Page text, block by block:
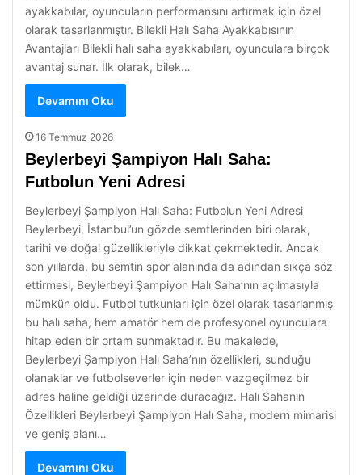
ayakkabılar, oyuncuların performansını artırmak için özel
olarak tasarlanmıştır. Bilekli Halı Saha Ayakkabısının
Avantajları Bilekli halı saha ayakkabıları, oyunculara birçok
avantaj sunar. İlk olarak, bilek…
Devamını Oku
16 Temmuz 2026
Beylerbeyi Şampiyon Halı Saha:
Futbolun Yeni Adresi
Beylerbeyi Şampiyon Halı Saha: Futbolun Yeni Adresi
Beylerbeyi, İstanbul’un gözde semtlerinden biri olarak,
tarihi ve doğal güzellikleriyle dikkat çekmektedir. Ancak
son yıllarda, bu semtin spor alanında da adından sıkça söz
ettirmesi, Beylerbeyi Şampiyon Halı Saha’nın açılmasıyla
mümkün oldu. Futbol tutkunları için özel olarak tasarlanmış
bu halı saha, hem amatör hem de profesyonel oyunculara
hitap eden bir ortam sunmaktadır. Bu makalede,
Beylerbeyi Şampiyon Halı Saha’nın özellikleri, sunduğu
olanaklar ve futbolseverler için neden vazgeçilmez bir
adres haline geldiği üzerinde duracağız. Halı Sahanın
Özellikleri Beylerbeyi Şampiyon Halı Saha, modern mimarisi
ve geniş alanı…
Devamını Oku